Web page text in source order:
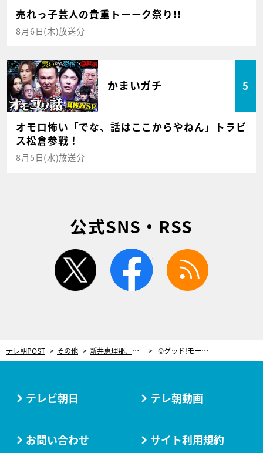
売れっ子芸人の貴重トーーク祭り!!
8月6日(木)放送分
かまいガチ 5
オモロ怖い「でな、話はここからやねん」トラビ
ス松倉参戦！
8月5日(水)放送分
公式SNS・RSS
twitter facebook
テレ朝POST その他 新井恵理那、クリスマスに起こった「泣けるほど嬉しかった」出来事 ©グッド!モーニング
テレビ朝日 テレ朝動画
お問い合わせ サイト利用規約